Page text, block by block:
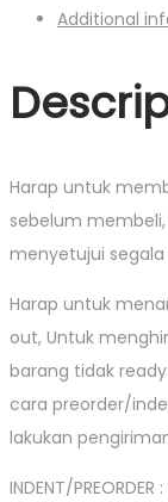
Additional
Harap untuk
sebelum
menyetujui
Harap untuk
out, Untuk
barang tidak
cara preorder/
lakukan
INDENT/